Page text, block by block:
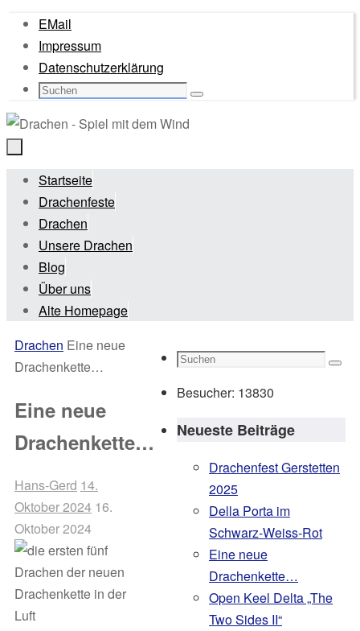
Zum
Inhalt
springen
EMail
Impressum
Datenschutzerklärung
Suche
Suchen
Zum
Inhalt
springen
Startseite
Drachenfeste
Drachen
Unsere Drachen
Blog
Über uns
Alte Homepage
Start
Drachen Eine neue
Drachenkette…
Eine neue
Drachenkette…
Hans-Gerd 14.
Oktober 2024 16.
Oktober 2024
Suche
Besucher: 13830
Neueste Beiträge
Drachenfest Gerstetten
2025
Della Porta im
Schwarz-Weiss-Rot
Eine neue
Drachenkette…
Open Keel Delta „The
Two Sides II“